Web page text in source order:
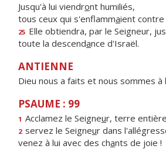
Jusqu'à lui viendront humiliés,
tous ceux qui s'enflammaient contre
25 Elle obtiendra, par le Seigneur,
toute la descendance d'Israël.
ANTIENNE
Dieu nous a faits et nous sommes à
PSAUME : 99
1 Acclamez le Seigneur, terre
2 servez le Seigneur dans
venez à lui avec des chants de joie !